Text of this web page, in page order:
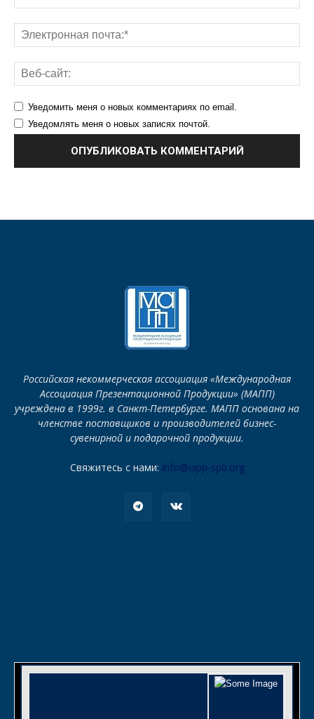
Уведомить меня о новых комментариях по email.
Уведомлять меня о новых записях почтой.
Российская некоммерческая ассоциация «Международная
Ассоциация Презентационной Продукции» (МАПП)
учреждена в 1999г. в Санкт-Петербурге. МАПП основана на
членстве поставщиков и производителей бизнес-
сувенирной и подарочной продукции.
Свяжитесь с нами: info@iapp-spb.org